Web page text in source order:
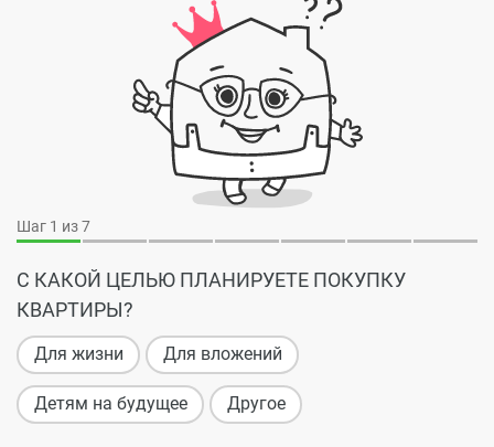
Шаг 1 из 7
С КАКОЙ ЦЕЛЬЮ ПЛАНИРУЕТЕ ПОКУПКУ
КВАРТИРЫ?
Для жизни Для вложений
Детям на будущее Другое